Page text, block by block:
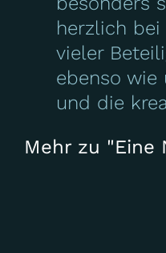
herzlich bei
vieler
ebenso wie
und die
Mehr zu "Eine